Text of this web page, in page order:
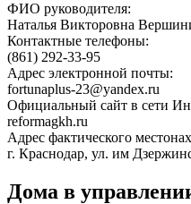
ФИО руководителя:
Наталья Викторовна
Контактные телефоны:
(861) 292-33-95
Адрес электронной почты:
fortunaplus-23@yandex.ru
Официальный сайт в сети
reformagkh.ru
Адрес фактического
г. Краснодар, ул. им
Дома в